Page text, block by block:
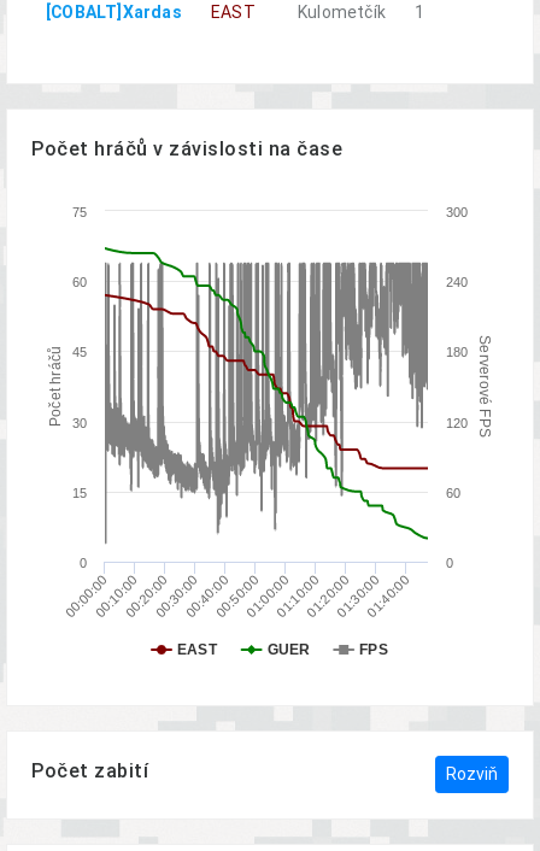
[COBALT]Xardas EAST Kulometčík 1
Počet hráčů v závislosti na čase
Počet hráčů Serverové FPS
EAST GUER FPS
00:00:0000:10:0000:20:0000:30:0000:40:0000:50:0001:00:0001:10:0001:20:0001:30:0001:40:00
0
15
30
45
60
75
0
60
120
180
240
300
Počet zabití Rozviň